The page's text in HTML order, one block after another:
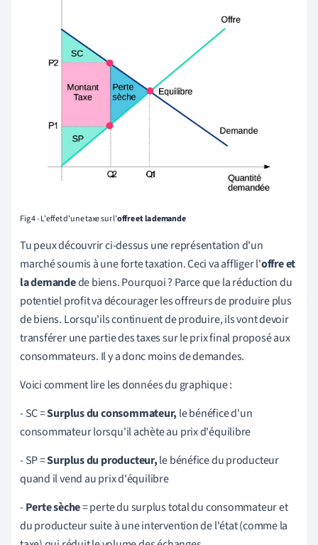
Fig 4 - L'effet d'une taxe sur l'offre et la demande
Tu peux découvrir ci-dessus une représentation d'un
marché soumis à une forte taxation. Ceci va affliger l'offre et
la demandede biens. Pourquoi ? Parce que la réduction du
potentiel profit va décourager les offreurs de produire plus
de biens. Lorsqu'ils continuent de produire, ils vont devoir
transférer une partie des taxes sur le prix final proposé aux
consommateurs. Il y a donc moins de demandes.
Voici comment lire les données du graphique :
- SC =Surplus du consommateur, le bénéfice d'un
consommateur lorsqu'il achète au prix d'équilibre
- SP =Surplus du producteur,le bénéfice du producteur
quand il vend au prix d'équilibre
-Perte sèche= perte du surplus total du consommateur et
du producteur suite à une intervention de l'état (comme la